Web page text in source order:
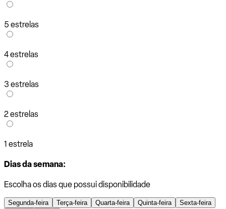
5 estrelas
4 estrelas
3 estrelas
2 estrelas
1 estrela
Dias da semana:
Escolha os dias que possui disponibilidade
Segunda-feira Terça-feira Quarta-feira Quinta-feira
Sexta-feira